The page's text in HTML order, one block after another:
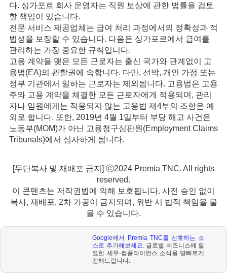
다. 싱가포르 회사 운영자는 직원 보상에 관한 법률을 검토
할 책임이 있습니다.
전문 서비스 제공업체는 급여 처리 과정에서의 정확성과 적
법성을 보장할 수 있습니다. 다음은 싱가포르에서 급여를
관리하는 가장 중요한 규칙입니다.
고용 계약을 맺은 모든 근로자는 출신 국가와 관계없이 고
용법(EA)의 관할권에 속합니다. 다만, 선박, 개인 가정 또는
정부 기관에서 일하는 근로자는 제외됩니다. 고용법은 고용
주와 고용 계약을 체결한 모든 근로자에게 적용되며, 관리
자나 임원에게는 적용되지 않는 고용법 제4부의 조항은 예
외로 합니다. 또한, 2019년 4월 1일부터 부당 해고 사건은
노동부(MOM)가 아닌 고용청구심판원(Employment Claims
Tribunals)에서 심사하게 됩니다.
[무단복사 및 재배포 금지] ⓒ2024 Premia TNC. All rights
reserved.
이 콘텐츠는 저작권법에 의해 보호됩니다. 사전 승인 없이
복사, 재배포, 2차 가공이 금지되며, 위반 시 법적 책임을 물
을 수 있습니다.
Google에서 Premia TNC를 선호하는 소
스로 추가해보세요. 글로벌 비즈니스에 필
요한 세무·컴플라이언스 소식을 발빠르게
전해드립니다.